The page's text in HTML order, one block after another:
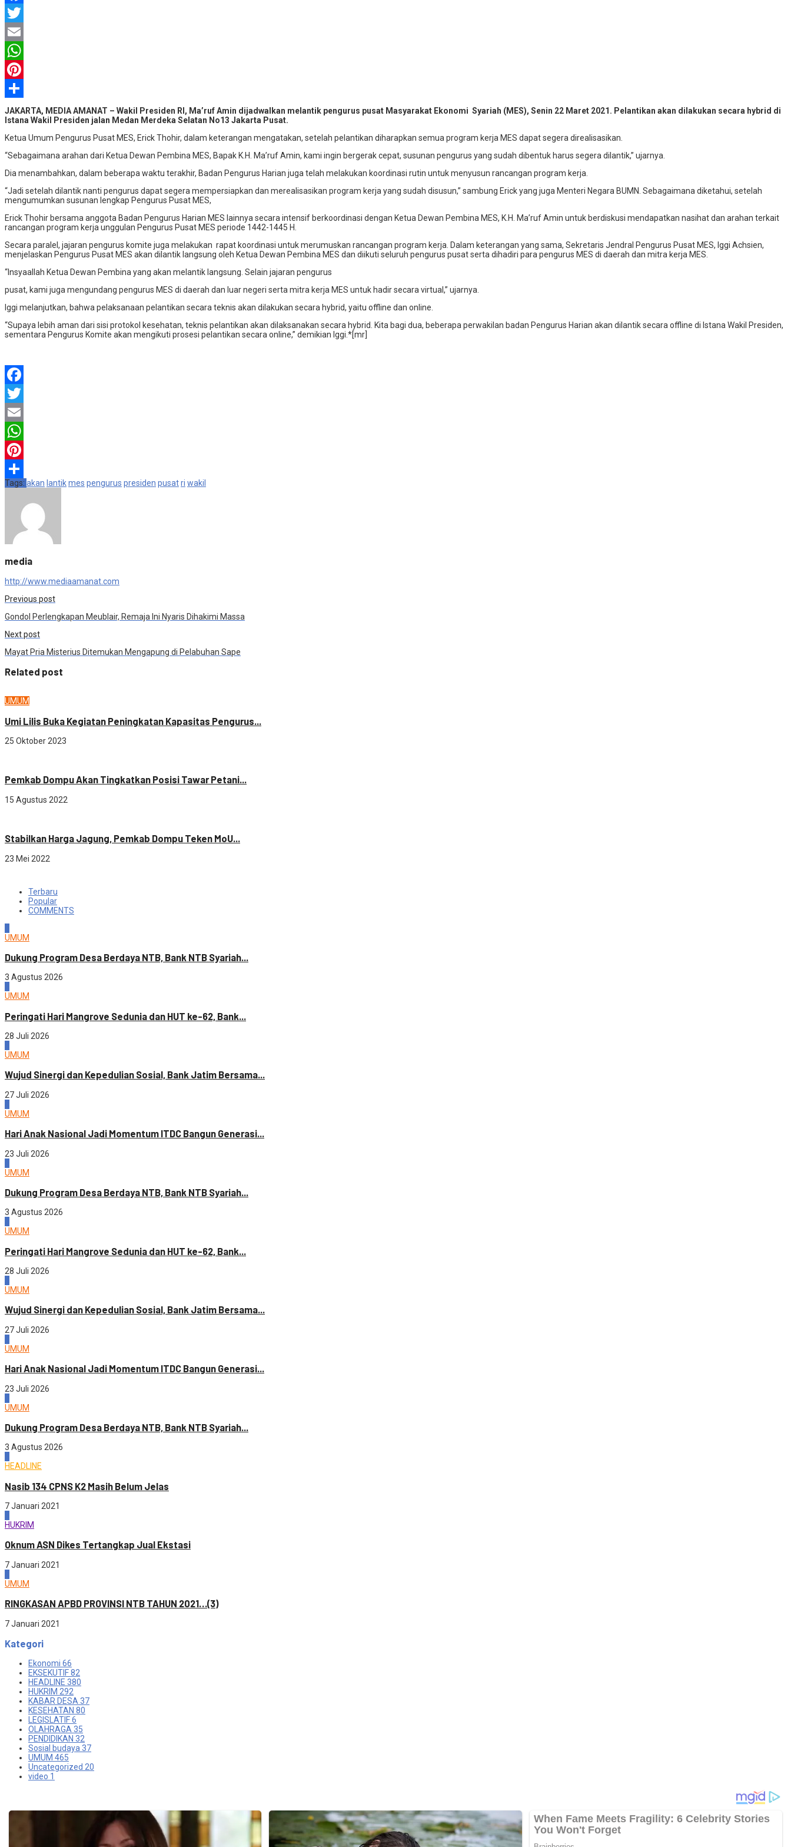
Facebook
Twitter
Email
WhatsApp
Pinterest
Share
JAKARTA, MEDIA AMANAT – Wakil Presiden RI, Ma’ruf Amin dijadwalkan melantik pengurus pusat Masyarakat Ekonomi Syariah (MES), Senin 22 Maret 2021. Pelantikan akan dilakukan secara hybrid di
Istana Wakil Presiden jalan Medan Merdeka Selatan No13 Jakarta Pusat.
Ketua Umum Pengurus Pusat MES, Erick Thohir, dalam keterangan mengatakan, setelah pelantikan diharapkan semua program kerja MES dapat segera direalisasikan.
“Sebagaimana arahan dari Ketua Dewan Pembina MES, Bapak K.H. Ma’ruf Amin, kami ingin bergerak cepat, susunan pengurus yang sudah dibentuk harus segera dilantik,” ujarnya.
Dia menambahkan, dalam beberapa waktu terakhir, Badan Pengurus Harian juga telah melakukan koordinasi rutin untuk menyusun rancangan program kerja.
“Jadi setelah dilantik nanti pengurus dapat segera mempersiapkan dan merealisasikan program kerja yang sudah disusun,” sambung Erick yang juga Menteri Negara BUMN. Sebagaimana diketahui, setelah
mengumumkan susunan lengkap Pengurus Pusat MES,
Erick Thohir bersama anggota Badan Pengurus Harian MES lainnya secara intensif berkoordinasi dengan Ketua Dewan Pembina MES, K.H. Ma’ruf Amin untuk berdiskusi mendapatkan nasihat dan arahan terkait
rancangan program kerja unggulan Pengurus Pusat MES periode 1442-1445 H.
Secara paralel, jajaran pengurus komite juga melakukan rapat koordinasi untuk merumuskan rancangan program kerja. Dalam keterangan yang sama, Sekretaris Jendral Pengurus Pusat MES, Iggi Achsien,
menjelaskan Pengurus Pusat MES akan dilantik langsung oleh Ketua Dewan Pembina MES dan diikuti seluruh pengurus pusat serta dihadiri para pengurus MES di daerah dan mitra kerja MES.
“Insyaallah Ketua Dewan Pembina yang akan melantik langsung. Selain jajaran pengurus
pusat, kami juga mengundang pengurus MES di daerah dan luar negeri serta mitra kerja MES untuk hadir secara virtual,” ujarnya.
Iggi melanjutkan, bahwa pelaksanaan pelantikan secara teknis akan dilakukan secara hybrid, yaitu offline dan online.
“Supaya lebih aman dari sisi protokol kesehatan, teknis pelantikan akan dilaksanakan secara hybrid. Kita bagi dua, beberapa perwakilan badan Pengurus Harian akan dilantik secara offline di Istana Wakil Presiden,
sementara Pengurus Komite akan mengikuti prosesi pelantikan secara online,” demikian Iggi.*[mr]
Facebook
Twitter
Email
WhatsApp
Pinterest
Share
Tags: akan lantikmes pengurus presiden pusatri wakil
media
http://www.mediaamanat.com
Previous post
Gondol Perlengkapan Meublair, Remaja Ini Nyaris Dihakimi Massa
Next post
Mayat Pria Misterius Ditemukan Mengapung di Pelabuhan Sape
Related post
UMUM
Umi Lilis Buka Kegiatan Peningkatan Kapasitas Pengurus...
25 Oktober 2023
Pemkab Dompu Akan Tingkatkan Posisi Tawar Petani...
15 Agustus 2022
Stabilkan Harga Jagung, Pemkab Dompu Teken MoU...
23 Mei 2022
Terbaru
Popular
COMMENTS
UMUM
Dukung Program Desa Berdaya NTB, Bank NTB Syariah...
3 Agustus 2026
UMUM
Peringati Hari Mangrove Sedunia dan HUT ke-62, Bank...
28 Juli 2026
UMUM
Wujud Sinergi dan Kepedulian Sosial, Bank Jatim Bersama...
27 Juli 2026
UMUM
Hari Anak Nasional Jadi Momentum ITDC Bangun Generasi...
23 Juli 2026
UMUM
Dukung Program Desa Berdaya NTB, Bank NTB Syariah...
3 Agustus 2026
UMUM
Peringati Hari Mangrove Sedunia dan HUT ke-62, Bank...
28 Juli 2026
UMUM
Wujud Sinergi dan Kepedulian Sosial, Bank Jatim Bersama...
27 Juli 2026
UMUM
Hari Anak Nasional Jadi Momentum ITDC Bangun Generasi...
23 Juli 2026
UMUM
Dukung Program Desa Berdaya NTB, Bank NTB Syariah...
3 Agustus 2026
HEADLINE
Nasib 134 CPNS K2 Masih Belum Jelas
7 Januari 2021
HUKRIM
Oknum ASN Dikes Tertangkap Jual Ekstasi
7 Januari 2021
UMUM
RINGKASAN APBD PROVINSI NTB TAHUN 2021…(3)
7 Januari 2021
Kategori
Ekonomi 66
EKSEKUTIF82
HEADLINE 380
HUKRIM 292
KABAR DESA37
KESEHATAN 80
LEGISLATIF6
OLAHRAGA35
PENDIDIKAN 32
Sosial budaya37
UMUM 465
Uncategorized 20
video 1